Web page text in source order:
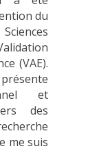
du
(VAE).
et
des
me suis